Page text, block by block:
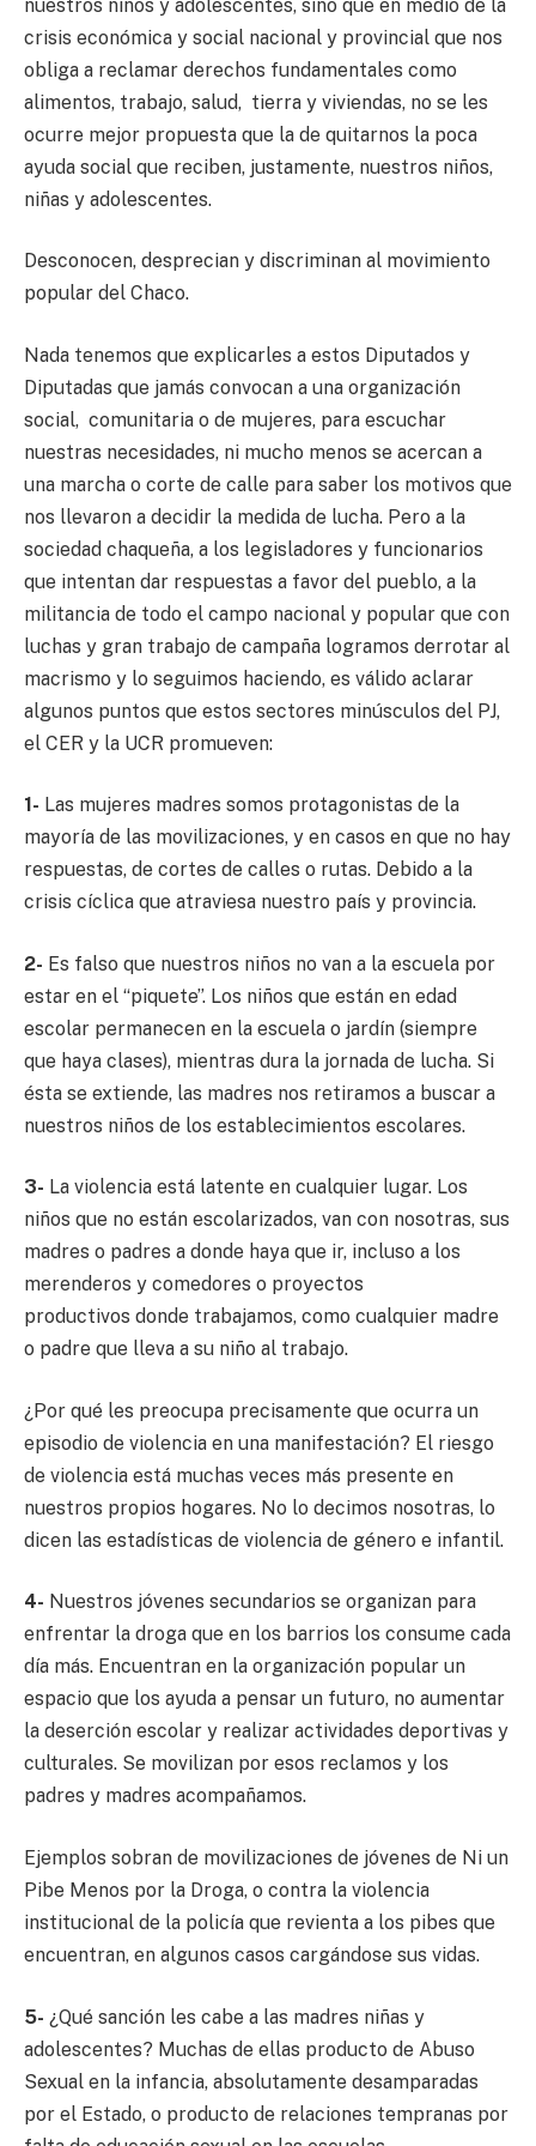
nuestros niños y adolescentes, sino que en medio de la
crisis económica y social nacional y provincial que nos
obliga a reclamar derechos fundamentales como
alimentos, trabajo, salud, tierra y viviendas, no se les
ocurre mejor propuesta que la de quitarnos la poca
ayuda social que reciben, justamente, nuestros niños,
niñas y adolescentes.
Desconocen, desprecian y discriminan al movimiento
popular del Chaco.
Nada tenemos que explicarles a estos Diputados y
Diputadas que jamás convocan a una organización
social, comunitaria o de mujeres, para escuchar
nuestras necesidades, ni mucho menos se acercan a
una marcha o corte de calle para saber los motivos que
nos llevaron a decidir la medida de lucha. Pero a la
sociedad chaqueña, a los legisladores y funcionarios
que intentan dar respuestas a favor del pueblo, a la
militancia de todo el campo nacional y popular que con
luchas y gran trabajo de campaña logramos derrotar al
macrismo y lo seguimos haciendo, es válido aclarar
algunos puntos que estos sectores minúsculos del PJ,
el CER y la UCR promueven:
1- Las mujeres madres somos protagonistas de la
mayoría de las movilizaciones, y en casos en que no hay
respuestas, de cortes de calles o rutas. Debido a la
crisis cíclica que atraviesa nuestro país y provincia.
2- Es falso que nuestros niños no van a la escuela por
estar en el “piquete”. Los niños que están en edad
escolar permanecen en la escuela o jardín (siempre
que haya clases), mientras dura la jornada de lucha. Si
ésta se extiende, las madres nos retiramos a buscar a
nuestros niños de los establecimientos escolares.
3- La violencia está latente en cualquier lugar. Los
niños que no están escolarizados, van con nosotras, sus
madres o padres a donde haya que ir, incluso a los
merenderos y comedores o proyectos
productivos donde trabajamos, como cualquier madre
o padre que lleva a su niño al trabajo.
¿Por qué les preocupa precisamente que ocurra un
episodio de violencia en una manifestación? El riesgo
de violencia está muchas veces más presente en
nuestros propios hogares. No lo decimos nosotras, lo
dicen las estadísticas de violencia de género e infantil.
4- Nuestros jóvenes secundarios se organizan para
enfrentar la droga que en los barrios los consume cada
día más. Encuentran en la organización popular un
espacio que los ayuda a pensar un futuro, no aumentar
la deserción escolar y realizar actividades deportivas y
culturales. Se movilizan por esos reclamos y los
padres y madres acompañamos.
Ejemplos sobran de movilizaciones de jóvenes de Ni un
Pibe Menos por la Droga, o contra la violencia
institucional de la policía que revienta a los pibes que
encuentran, en algunos casos cargándose sus vidas.
5- ¿Qué sanción les cabe a las madres niñas y
adolescentes? Muchas de ellas producto de Abuso
Sexual en la infancia, absolutamente desamparadas
por el Estado, o producto de relaciones tempranas por